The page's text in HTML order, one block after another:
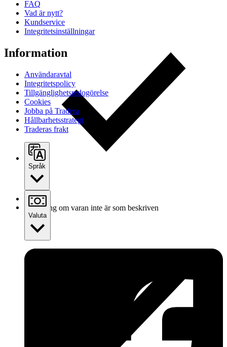
Ersättning om varan inte är som beskriven
FAQ
Vad är nytt?
Kundservice
Integritetsinställningar
Information
Användaravtal
Integritetspolicy
Tillgänglighetsredogörelse
Cookies
Jobba på Tradera
Hållbarhetsstrategi
Traderas frakt
Språk
Valuta